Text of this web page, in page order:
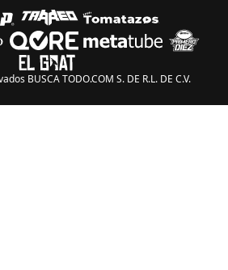
BUSCA TODO.COM S. DE R.L. DE C.V.